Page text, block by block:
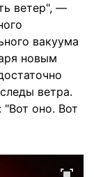
ветер", —
вакуума
новым
ветра.
оно. Вот